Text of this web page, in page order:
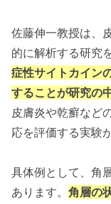
佐藤伸一教授は、
的に解析する研究
症性サイトカイン
することが研究の
皮膚炎や乾癬など
応を評価する実験
具体例として、角
あります。 角層の